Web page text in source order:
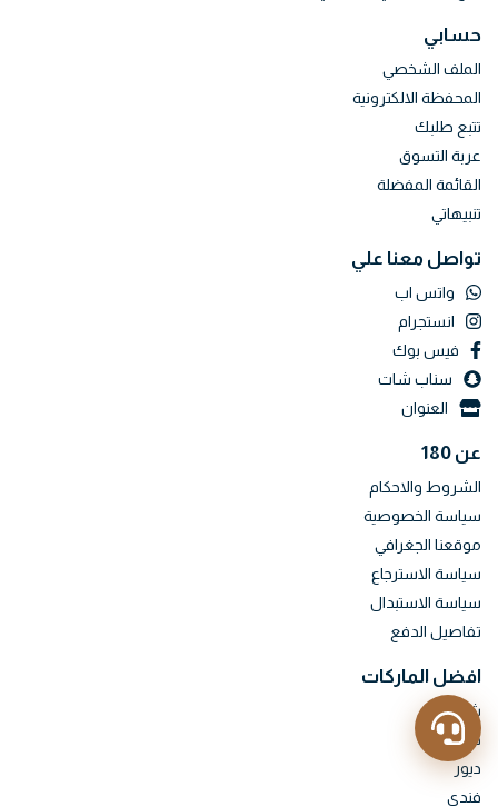
حسابي
الملف الشخصي
المحفظة الالكترونية
تتبع طلبك
عربة التسوق
القائمة المفضلة
تنبيهاتي
تواصل معنا علي
واتس اب
انستجرام
فيس بوك
سناب شات
العنوان
عن 180
الشروط والاحكام
سياسة الخصوصية
موقعنا الجغرافي
سياسة الاسترجاع
سياسة الاستبدال
تفاصيل الدفع
افضل الماركات
شانيل
هيرمس
ديور
فندي